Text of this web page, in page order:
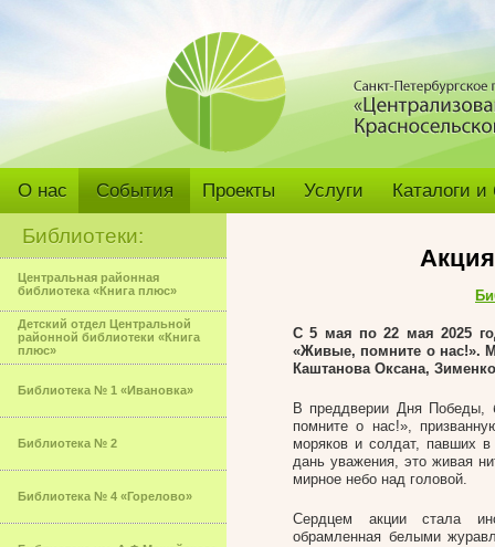
О нас События Проекты Услуги Каталоги
Библиотеки:
Центральная районная
библиотека «Книга плюс»
Детский отдел Центральной
районной библиотеки «Книга
плюс»
Библиотека № 1 «Ивановка»
Библиотека № 2
Библиотека № 4 «Горелово»
С 5 мая по 22 мая 2025
«Живые, помните о нас!».
Каштанова Оксана,
В преддверии Дня Победы,
помните о нас!»,
моряков и солдат, павших
дань уважения, это живая
мирное небо над головой.
Сердцем акции стала
обрамленная белыми